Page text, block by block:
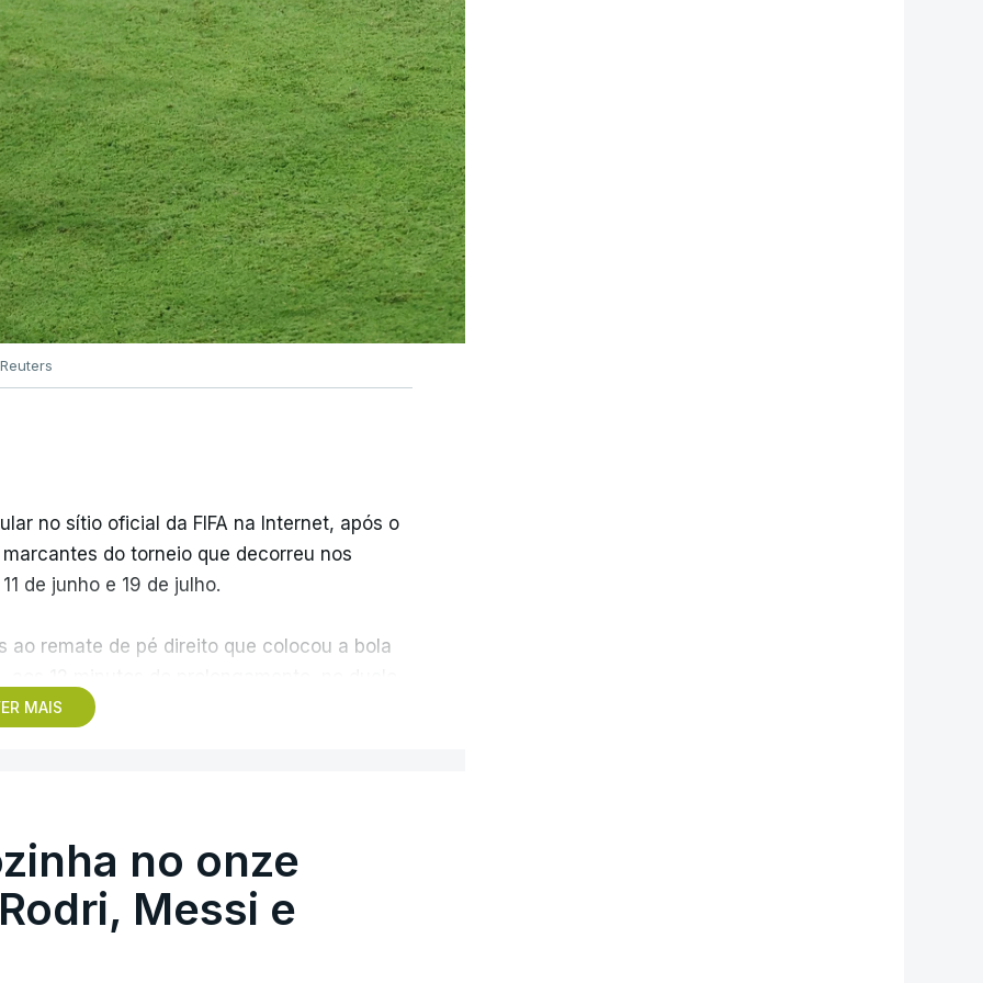
Reuters
MAIS
no sítio oficial da FIFA na Internet, após o
do torneio que decorreu nos
de junho e 19 de julho.
ao remate de pé direito que colocou a bola
“é um enorme orgulho e um
de ter”.
no onze
Messi e